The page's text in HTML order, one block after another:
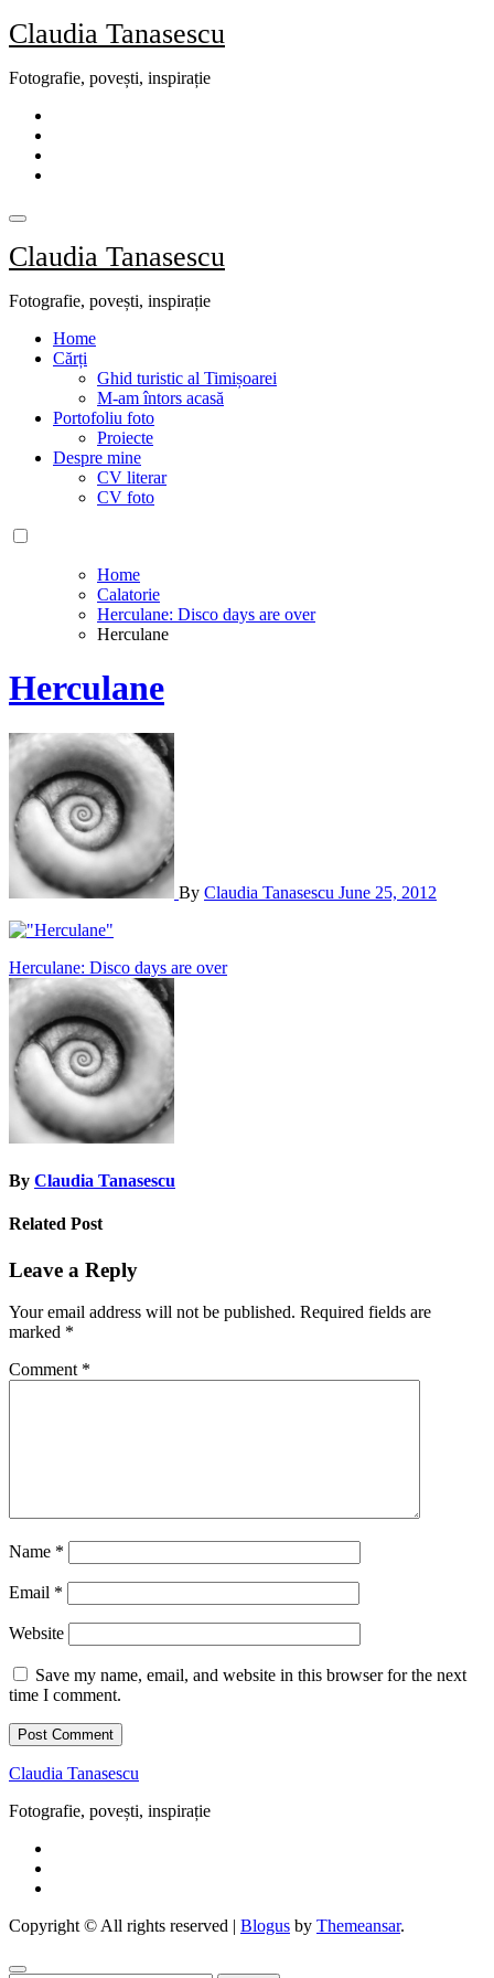
Skip
to
Claudia Tanasescu
Fotografie, povești, inspirație
Claudia Tanasescu
Fotografie, povești, inspirație
Home
Cărți
Ghid turistic al Timișoarei
M-am întors acasă
Portofoliu foto
Proiecte
Despre mine
CV literar
CV foto
Home
Calatorie
Herculane: Disco days are over
Herculane
Herculane
By Claudia Tanasescu June 25, 2012
Post
navigation
Herculane: Disco days are over
By Claudia Tanasescu
Related Post
Leave a Reply
Your email address will not be published. Required fields are
marked *
Comment *
Name *
Email *
Website
Save my name, email, and website in this browser for the next
time I comment.
Claudia Tanasescu
Fotografie, povești, inspirație
Copyright © All rights reserved | Blogus by Themeansar.